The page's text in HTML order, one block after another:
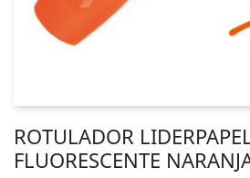
ROTULADOR
FLUORESCENTE